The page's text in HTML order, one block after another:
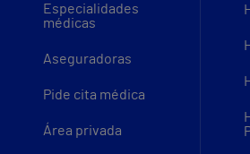
Especialidades
médicas
Aseguradoras
Pide cita médica
Área privada